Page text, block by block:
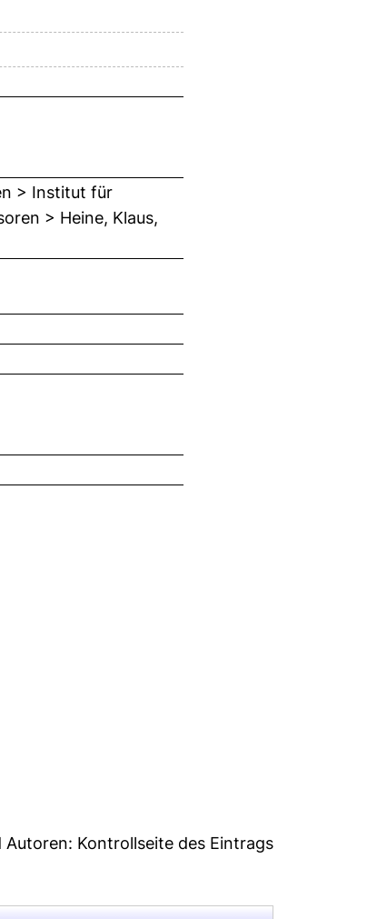
> Institut für
> Heine, Klaus,
Autoren: Kontrollseite des Eintrags